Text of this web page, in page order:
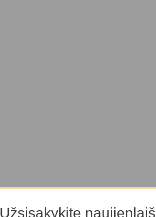
Užsisakykite